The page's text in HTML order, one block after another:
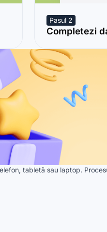
Pasul 2
Completezi
tabletă sau laptop.